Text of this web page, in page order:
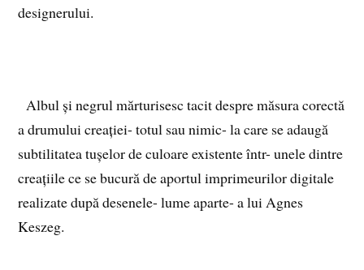
designerului.
Albul și negrul mărturisesc tacit despre măsura corectă
a drumului creației- totul sau nimic- la care se adaugă
subtilitatea tușelor de culoare existente într- unele dintre
creațiile ce se bucură de aportul imprimeurilor digitale
realizate după desenele- lume aparte- a lui Agnes
Keszeg.